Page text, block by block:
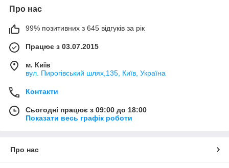
Про нас
99% позитивних з 645 відгуків за рік
Працює з 03.07.2015
м. Київ
вул. Пирогівський шлях,135, Київ, Україна
Контакти
Сьогодні працює з 09:00 до 18:00
Показати весь графік роботи
Про нас